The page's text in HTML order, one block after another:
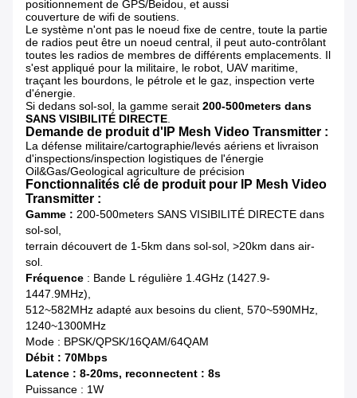
positionnement de GPS/Beidou, et aussi
couverture de wifi de soutiens.
Le système n'ont pas le noeud fixe de centre, toute la partie
de radios peut être un noeud central, il peut auto-contrôlant
toutes les radios de membres de différents emplacements. Il
s'est appliqué pour la militaire, le robot, UAV maritime,
traçant les bourdons, le pétrole et le gaz, inspection verte
d'énergie.
Si dedans sol-sol, la gamme serait 200-500meters dans
SANS VISIBILITÉ DIRECTE.
Demande de produit d' IP Mesh Video Transmitter :
La défense militaire/cartographie/levés aériens et livraison
d'inspections/inspection logistiques de l'énergie
Oil&Gas/Geological agriculture de précision
Fonctionnalités clé de produit pour
IP Mesh Video
Transmitter :
Gamme : 200-500meters SANS VISIBILITÉ DIRECTE dans
sol-sol,
terrain découvert de 1-5km dans sol-sol, >20km dans air-
sol.
Fréquence : Bande L régulière 1.4GHz (1427.9-
1447.9MHz),
512~582MHz adapté aux besoins du client, 570~590MHz,
1240~1300MHz
Mode : BPSK/QPSK/16QAM/64QAM
Débit : 70Mbps
Latence : 8-20ms, reconnectent : 8s
Puissance : 1W